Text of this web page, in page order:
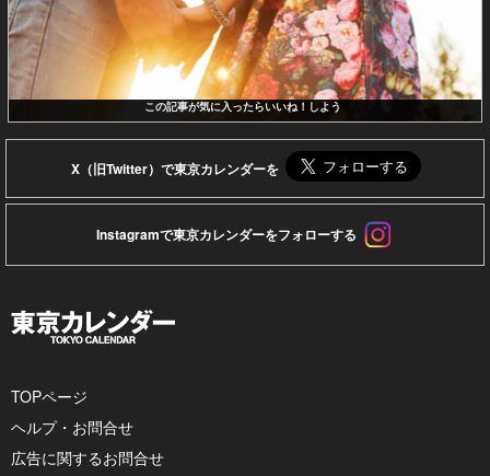
この記事が気に入ったらいいね！しよう
X（旧Twitter）で東京カレンダーを
Instagramで東京カレンダーをフォローする
TOPページ
ヘルプ・お問合せ
広告に関するお問合せ